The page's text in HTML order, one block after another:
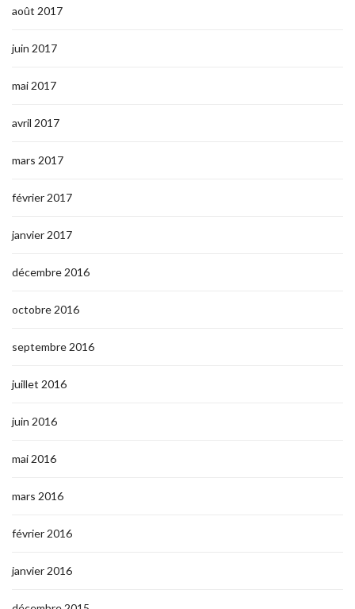
août 2017
juin 2017
mai 2017
avril 2017
mars 2017
février 2017
janvier 2017
décembre 2016
octobre 2016
septembre 2016
juillet 2016
juin 2016
mai 2016
mars 2016
février 2016
janvier 2016